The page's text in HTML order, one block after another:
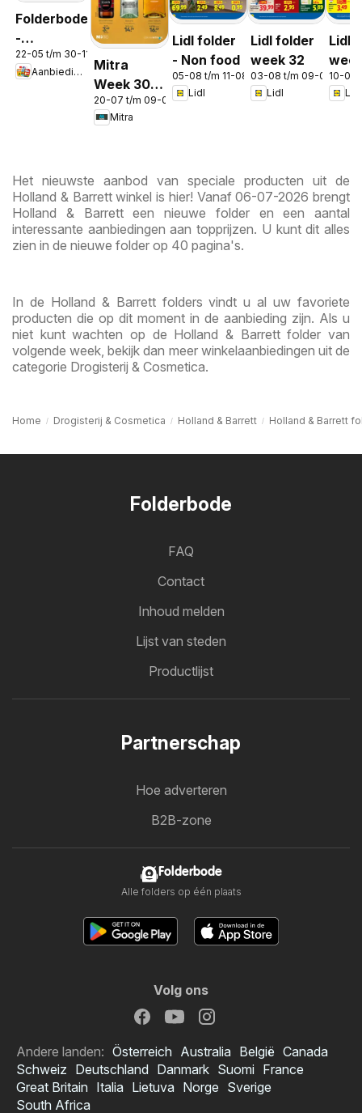
Folderbode
-
Aanbiedingen
in de app
22-05 t/m 30-11-2026
Aanbiedingen
Mitra
Week 30 &
31
20-07 t/m 09-08-2026
Mitra
Lidl folder
- Non food
05-08 t/m 11-08-2026
Lidl
Lidl folder
week 32
03-08 t/m 09-08-2026
Lidl
Lidl
10-08
Lidl
Het nieuwste aanbod van speciale producten uit de
Holland & Barrett winkel is hier! Vanaf 06-07-2026 brengt
Holland & Barrett een nieuwe folder en een aantal
interessante aanbiedingen aan topprijzen. U kunt dit alles
zien in de nieuwe folder op 40 pagina's.
In de Holland & Barrett folders vindt u al uw favoriete
producten die op dit moment in de aanbieding zijn. Als u
niet kunt wachten op de Holland & Barrett folder van
volgende week, bekijk dan meer winkelaanbiedingen uit de
categorie Drogisterij & Cosmetica.
Home Drogisterij & Cosmetica Holland & Barrett Holland & Barrett
Folderbode
FAQ
Contact
Inhoud melden
Lijst van steden
Productlijst
Partnerschap
Hoe adverteren
B2B-zone
Folderbode
Alle folders op één plaats
Volg ons
Andere landen: Österreich Australia België Canada
Schweiz Deutschland Danmark Suomi France
Great Britain Italia Lietuva Norge Sverige
South Africa